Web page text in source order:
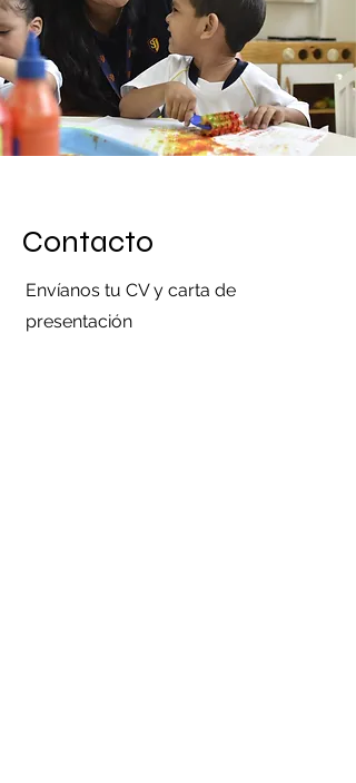
Contacto
Envíanos tu CV y carta de
presentación